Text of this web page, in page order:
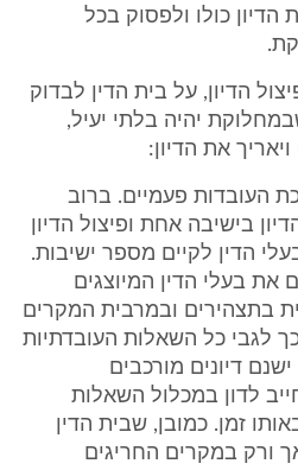
כולו ולפסוק בכל
הדיון, על בית הדין לבדוק
יהיה בלתי יעיל,
את הדיון:
העובדות פעמיים. ברוב
בישיבה אחת ופיצול הדיון
הדין לקיים מספר ישיבות.
את בעלי הדין המיוצגים
בתצהירים ובמרבית המקרים
לגבי כל השאלות העובדתיות
דיונים מורכבים
לדון במכלול השאלות
זמן. כמובן, שבית הדין
ורק במקרים החריגים